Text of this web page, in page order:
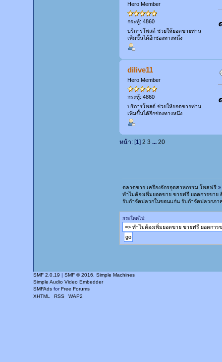
Hero Member
กระทู้: 4860
บริการโพสต์ ช่วยให้ยอดขายท่าน
เพิ่มขึ้นได้อีกช่องทางหนึ่ง
dilive11
Hero Member
กระทู้: 4860
บริการโพสต์ ช่วยให้ยอดขายท่าน
เพิ่มขึ้นได้อีกช่องทางหนึ่ง
หน้า: [1] 2 3 ... 20
ตลาดขาย เครื่องจักรอุตสาหกรรม โพสฟรี»
ทำไมต้องเพิ่มยอดขาย ขายฟรี ยอดการขา
รับกำจัดปลวกในขอนแก่น รับกำจัดปลวกภา
กระโดดไป:
SMF 2.0.19 | SMF © 2016
Simple Machines
Simple Audio Video Embedder
SMFAds forFree Forums
XHTML
RSS WAP2